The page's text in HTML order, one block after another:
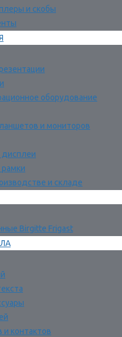
и скобы
оборудование
и мониторов
и складе
Birgitte Frigast
и контактов